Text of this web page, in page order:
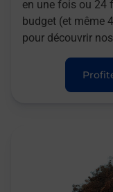
en une fois ou 24
budget (et même
pour découvrir